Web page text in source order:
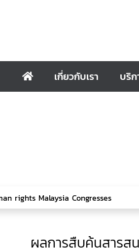
เกี่ยวกับเรา บริก
ผลการสืบค้นสารส